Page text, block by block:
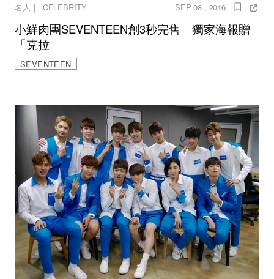
名人 ｜ CELEBRITY SEP 08 , 2016
小鮮肉團SEVENTEEN創3秒完售 獨家海報贈
「克拉」
SEVENTEEN